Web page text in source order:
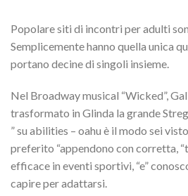
Popolare siti di incontri per adulti
Semplicemente hanno quella unica
portano decine di singoli insieme.
Nel Broadway musical “Wicked”,
trasformato in Glinda la grande
” su abilities – oahu è il modo sei
preferito “appendono con corretta,
efficace in eventi sportivi, “e”
capire per adattarsi.